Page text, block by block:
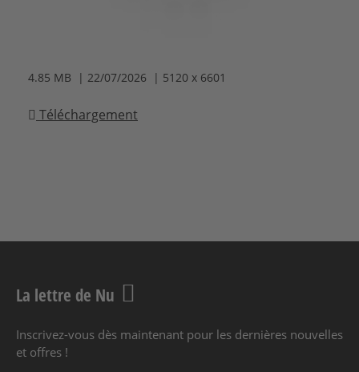
4.85 MB | 22/07/2026 | 5120 x 6601
Téléchargement
La lettre de Nu
Inscrivez-vous dès maintenant pour les dernières nouvelles
et offres !